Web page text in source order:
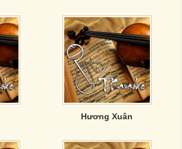
Hương Xuân